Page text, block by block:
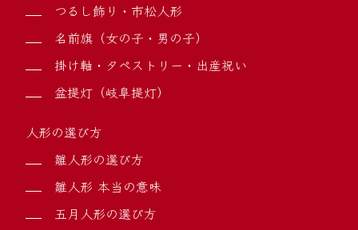
つるし飾り・市松人形
名前旗（女の子・男の子）
掛け軸・タペストリー・出産祝い
盆提灯（岐阜提灯）
人形の選び方
雛人形の選び方
雛人形 本当の意味
五月人形の選び方